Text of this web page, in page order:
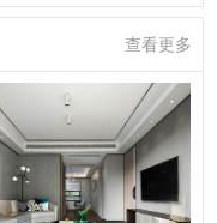
查看更多